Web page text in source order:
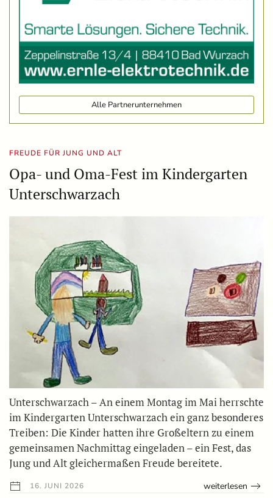
Alle Partnerunternehmen
FREUDE FÜR JUNG UND ALT
Opa- und Oma-Fest im Kindergarten
Unterschwarzach
Unterschwarzach – An einem Montag im Mai herrschte
im Kindergarten Unterschwarzach ein ganz besonderes
Treiben: Die Kinder hatten ihre Großeltern zu einem
gemeinsamen Nachmittag eingeladen – ein Fest, das
Jung und Alt gleichermaßen Freude bereitete.
16. JUNI 2026 weiterlesen